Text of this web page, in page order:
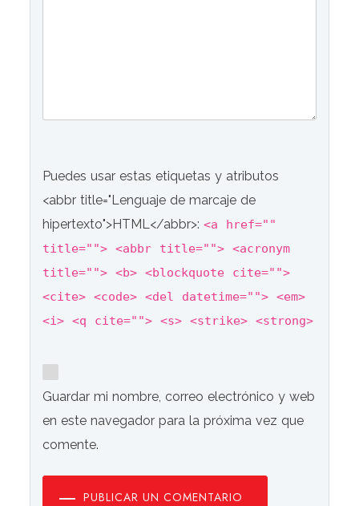
Puedes usar estas etiquetas y atributos
<abbr title="Lenguaje de marcaje de
hipertexto">HTML</abbr>:<a href=""
title=""> <abbr title=""> <acronym
title=""> <b> <blockquote cite="">
<cite> <code> <del datetime=""> <em>
<i> <q cite=""> <s> <strike> <strong>
Guardar mi nombre, correo electrónico y web
en este navegador para la próxima vez que
comente.
PUBLICAR UN COMENTARIO